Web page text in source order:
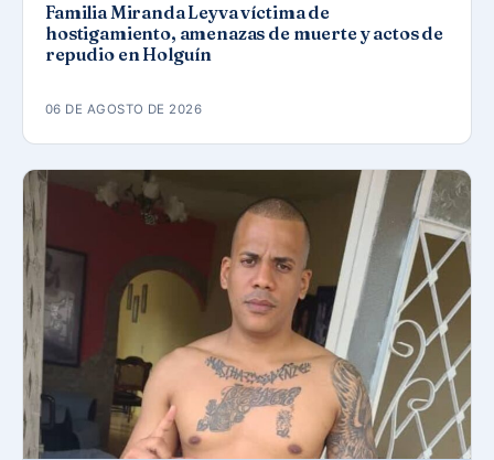
Familia Miranda Leyva víctima de
hostigamiento, amenazas de muerte y actos de
repudio en Holguín
06 DE AGOSTO DE 2026